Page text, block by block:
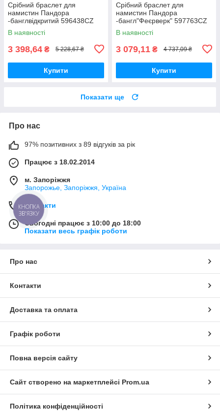
Срібний браслет для
намистин Пандора
-банглвідкритий 596438CZ
MasterSem
В наявності
3 398,64 ₴ 5 228,67 ₴
Купити
Срібний браслет для
намистин Пандора
-бангл"Феєрверк" 597763CZ
MasterSem
В наявності
3 079,11 ₴ 4 737,09 ₴
Купити
Показати ще
Про нас
97% позитивних з 89 відгуків за рік
Працює з 18.02.2014
м. Запоріжжя
Запорожье, Запоріжжя, Україна
Контакти
Сьогодні працює з 10:00 до 18:00
Показати весь графік роботи
Про нас
Контакти
Доставка та оплата
Графік роботи
Повна версія сайту
Сайт створено на маркетплейсі Prom.ua
Політика конфіденційності
КНОПКА
ЗВ'ЯЗКУ